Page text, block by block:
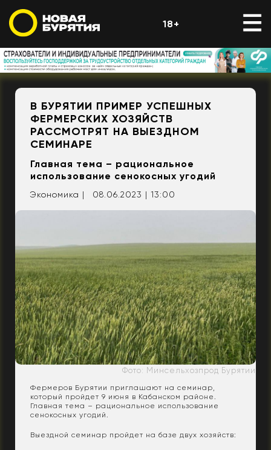
18+
В БУРЯТИИ ПРИМЕР УСПЕШНЫХ
ФЕРМЕРСКИХ ХОЗЯЙСТВ
РАССМОТРЯТ НА ВЫЕЗДНОМ
СЕМИНАРЕ
Главная тема – рациональное
использование сенокосных угодий
Экономика | 08.06.2023 | 13:00
Фото: Минсельхозпрод Бурятии
Фермеров Бурятии приглашают на семинар,
который пройдет 9 июня в Кабанском районе.
Главная тема – рациональное использование
сенокосных угодий.
Выездной семинар пройдет на базе двух хозяйств: